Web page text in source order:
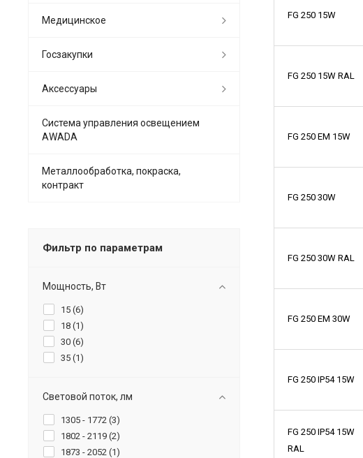
FG 250 15W
FG 250 15W RAL
FG 250 EM 15W
FG 250 30W
FG 250 30W RAL
FG 250 EM 30W
FG 250 IP54 15W
FG 250 IP54 15W
RAL
Медицинское
Госзакупки
Аксессуары
Система управления освещением
AWADA
Металлообработка, покраска,
контракт
Фильтр по параметрам
Мощность, Вт
15 (6)
18 (1)
30 (6)
35 (1)
Световой поток, лм
1305 - 1772 (3)
1802 - 2119 (2)
1873 - 2052 (1)